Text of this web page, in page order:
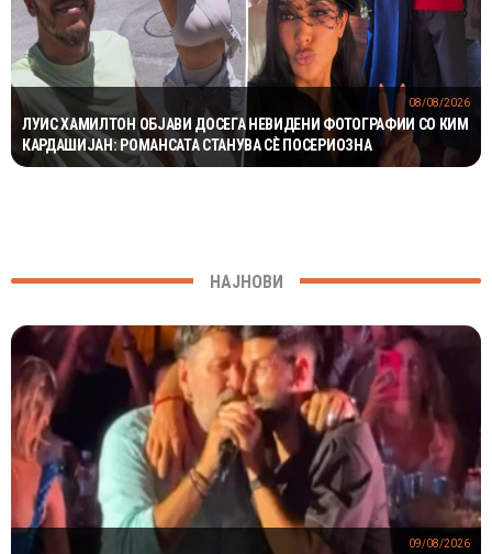
ЛУИС ХАМИЛТОН ОБЈАВИ ДОСЕГА НЕВИДЕНИ ФОТОГРАФИИ СО КИМ
КАРДАШИЈАН: РОМАНСАТА СТАНУВА СÈ ПОСЕРИОЗНА
08/08/2026
НАЈНОВИ
09/08/2026